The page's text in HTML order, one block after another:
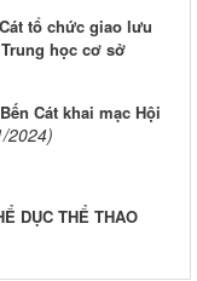
tổ chức giao lưu
học cơ sở
Cát khai mạc Hội
2024)
DỤC THỂ THAO